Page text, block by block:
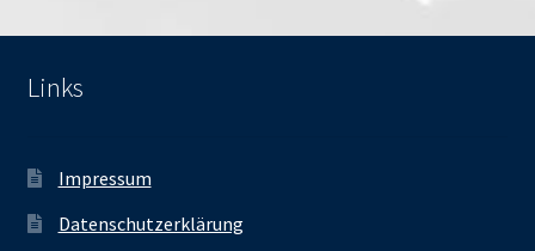
Links
Impressum
Datenschutzerklärung